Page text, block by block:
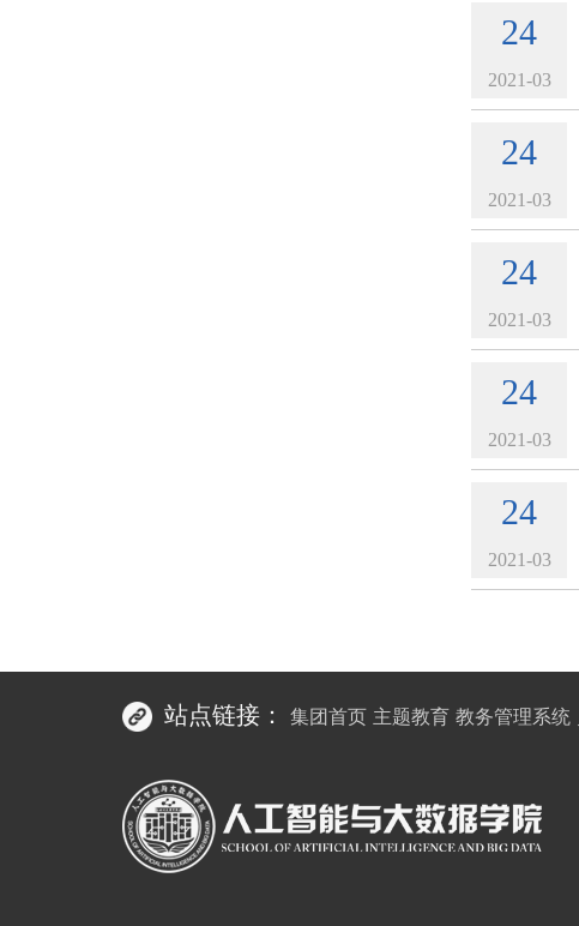
24
2021-03
24
2021-03
24
2021-03
24
2021-03
24
2021-03
站点链接： 集团首页 主题教育 教务管理系统